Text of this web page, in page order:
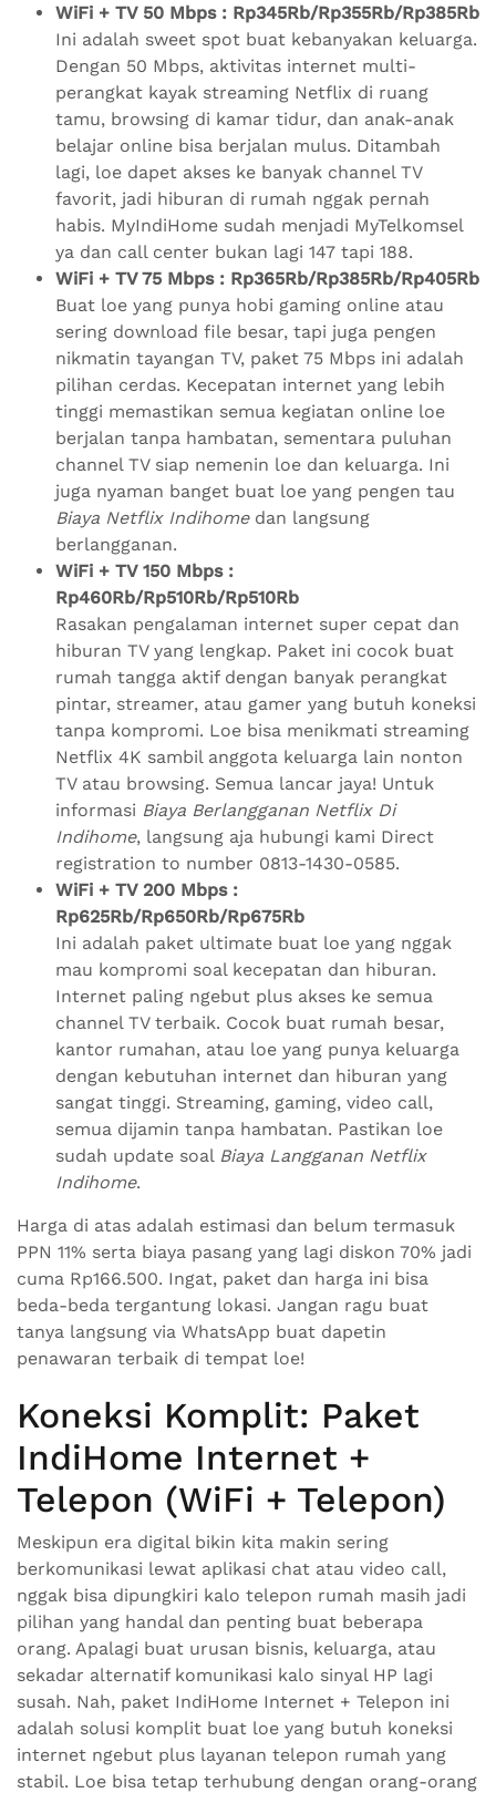
WiFi + TV 50 Mbps : Rp345Rb/Rp355Rb/Rp385Rb
Ini adalah sweet spot buat kebanyakan keluarga.
Dengan 50 Mbps, aktivitas internet multi-
perangkat kayak streaming Netflix di ruang
tamu, browsing di kamar tidur, dan anak-anak
belajar online bisa berjalan mulus. Ditambah
lagi, loe dapet akses ke banyak channel TV
favorit, jadi hiburan di rumah nggak pernah
habis. MyIndiHome sudah menjadi MyTelkomsel
ya dan call center bukan lagi 147 tapi 188.
WiFi + TV 75 Mbps : Rp365Rb/Rp385Rb/Rp405Rb
Buat loe yang punya hobi gaming online atau
sering download file besar, tapi juga pengen
nikmatin tayangan TV, paket 75 Mbps ini adalah
pilihan cerdas. Kecepatan internet yang lebih
tinggi memastikan semua kegiatan online loe
berjalan tanpa hambatan, sementara puluhan
channel TV siap nemenin loe dan keluarga. Ini
juga nyaman banget buat loe yang pengen tau
Biaya Netflix Indihomedan langsung
berlangganan.
WiFi + TV 150 Mbps :
Rp460Rb/Rp510Rb/Rp510Rb
Rasakan pengalaman internet super cepat dan
hiburan TV yang lengkap. Paket ini cocok buat
rumah tangga aktif dengan banyak perangkat
pintar, streamer, atau gamer yang butuh koneksi
tanpa kompromi. Loe bisa menikmati streaming
Netflix 4K sambil anggota keluarga lain nonton
TV atau browsing. Semua lancar jaya! Untuk
informasi Biaya Berlangganan Netflix Di
Indihome, langsung aja hubungi kami Direct
registration to number 0813-1430-0585.
WiFi + TV 200 Mbps :
Rp625Rb/Rp650Rb/Rp675Rb
Ini adalah paket ultimate buat loe yang nggak
mau kompromi soal kecepatan dan hiburan.
Internet paling ngebut plus akses ke semua
channel TV terbaik. Cocok buat rumah besar,
kantor rumahan, atau loe yang punya keluarga
dengan kebutuhan internet dan hiburan yang
sangat tinggi. Streaming, gaming, video call,
semua dijamin tanpa hambatan. Pastikan loe
sudah update soal Biaya Langganan Netflix
Indihome.
Harga di atas adalah estimasi dan belum termasuk
PPN 11% serta biaya pasang yang lagi diskon 70% jadi
cuma Rp166.500. Ingat, paket dan harga ini bisa
beda-beda tergantung lokasi. Jangan ragu buat
tanya langsung via WhatsApp buat dapetin
penawaran terbaik di tempat loe!
Koneksi Komplit: Paket
IndiHome Internet +
Telepon (WiFi + Telepon)
Meskipun era digital bikin kita makin sering
berkomunikasi lewat aplikasi chat atau video call,
nggak bisa dipungkiri kalo telepon rumah masih jadi
pilihan yang handal dan penting buat beberapa
orang. Apalagi buat urusan bisnis, keluarga, atau
sekadar alternatif komunikasi kalo sinyal HP lagi
susah. Nah, paket IndiHome Internet + Telepon ini
adalah solusi komplit buat loe yang butuh koneksi
internet ngebut plus layanan telepon rumah yang
stabil. Loe bisa tetap terhubung dengan orang-orang